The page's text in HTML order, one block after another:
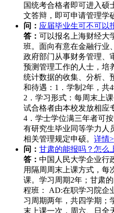
国统考合格者即可进入硕
文答辩，即可申请管理学
问： 应届毕业生可不可以
答： 可以报名上海财经大
班。面向有意在金融行业
政府部门从事财务管理、
预测管理工作的人士，培
统计数据的收集、分析、
和待遇：1．学制2年，共
2．学习形式：每周末上
试合格者由本校发放相应
4．学士学位满三年者可
有研究生毕业同等学力人
相关管理规定申硕。 详情>
问： 甘肃的能报吗？怎么
答： 中国人民大学企业行
用隔周周末上课方式，每
课。学习周期2年；甘肃
程班： AD:在职学习院企
习周期两年，共四学期；
末上课一次，周六、日全